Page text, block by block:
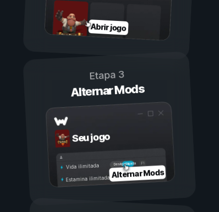
Abrir jogo
Etapa 3
Alternar Mods
Seu jogo
Ligada
Desligada
Vida ilimitada
Estamina ilimitadaAlternar Mods